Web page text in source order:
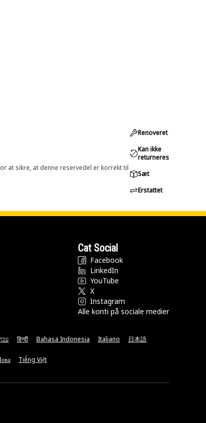
at sikre, at denne reservedel er korrekt til
Renoveret
Kan ikke
returneres
Sæt
Erstattet
Cat Social
Facebook
LinkedIn
YouTube
X
Instagram
Alle konti på sociale medier
हिन्दी Bahasa Indonesia Italiano 日本語
Tiếng Việt